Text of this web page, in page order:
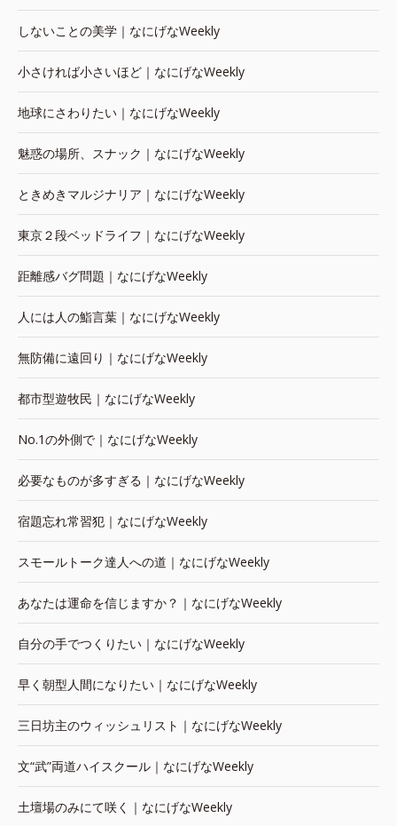
しないことの美学｜なにげなWeekly
小さければ小さいほど｜なにげなWeekly
地球にさわりたい｜なにげなWeekly
魅惑の場所、スナック｜なにげなWeekly
ときめきマルジナリア｜なにげなWeekly
東京２段ベッドライフ｜なにげなWeekly
距離感バグ問題｜なにげなWeekly
人には人の鮨言葉｜なにげなWeekly
無防備に遠回り｜なにげなWeekly
都市型遊牧民｜なにげなWeekly
No.1の外側で｜なにげなWeekly
必要なものが多すぎる｜なにげなWeekly
宿題忘れ常習犯｜なにげなWeekly
スモールトーク達人への道｜なにげなWeekly
あなたは運命を信じますか？｜なにげなWeekly
自分の手でつくりたい｜なにげなWeekly
早く朝型人間になりたい｜なにげなWeekly
三日坊主のウィッシュリスト｜なにげなWeekly
文“武”両道ハイスクール｜なにげなWeekly
土壇場のみにて咲く｜なにげなWeekly